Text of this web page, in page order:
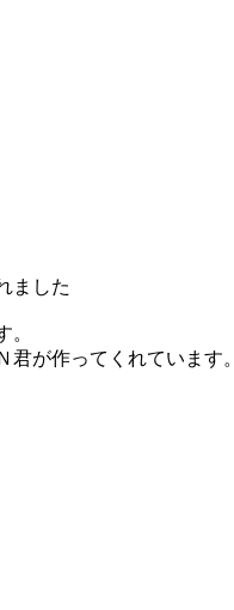
ました
が作ってくれています。